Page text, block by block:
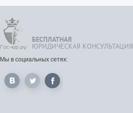
БЕСПЛАТНАЯ
ЮРИДИЧЕСКАЯ КОНСУЛЬТАЦИЯ
Мы в социальных сетях: